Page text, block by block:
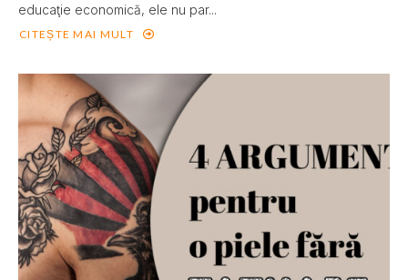
educaţie economică, ele nu par...
CITEȘTE MAI MULT